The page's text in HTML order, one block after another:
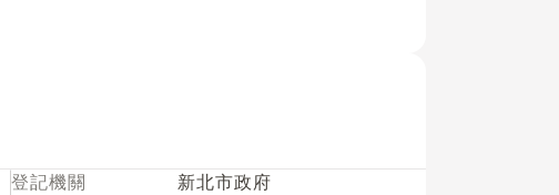
登記機關
新北市政府